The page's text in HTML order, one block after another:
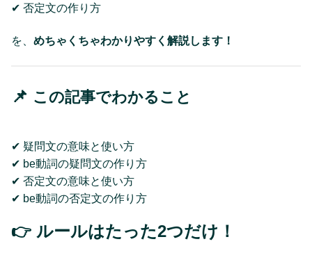
✔ 否定文の作り方
を、 めちゃくちゃわかりやすく解説します！
📌 この記事でわかること
✔ 疑問文の意味と使い方
✔ be動詞の疑問文の作り方
✔ 否定文の意味と使い方
✔ be動詞の否定文の作り方
👉 ルールはたった2つだけ！